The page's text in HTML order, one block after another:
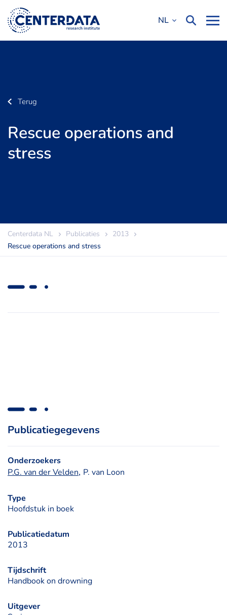
NL
Terug
Rescue operations and
stress
Centerdata NL Publicaties
2013
Rescue operations and stress
Publicatiegegevens
Onderzoekers
P.G. van der Velden, P. van Loon
Type
Hoofdstuk in boek
Publicatiedatum
2013
Tijdschrift
Handbook on drowning
Uitgever